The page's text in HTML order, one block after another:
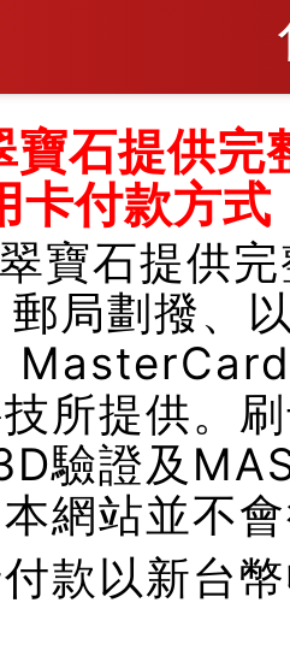
石提供完
卡付款方式
寶石提供
局劃撥、
所提供。
驗證及
網站並不
款以新台